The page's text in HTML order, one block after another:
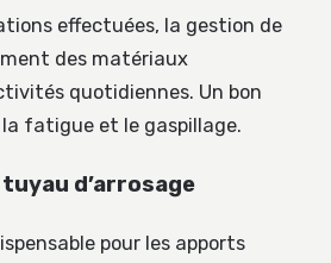
effectuées, la gestion de
des matériaux
quotidiennes. Un bon
fatigue et le gaspillage.
d’arrosage
pour les apports